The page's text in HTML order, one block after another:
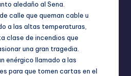
aledaño al Sena.
calle que queman cable u
a las altas temperaturas,
clase de incendios que
una gran tragedia.
enérgico llamado a las
para que tomen cartas en el